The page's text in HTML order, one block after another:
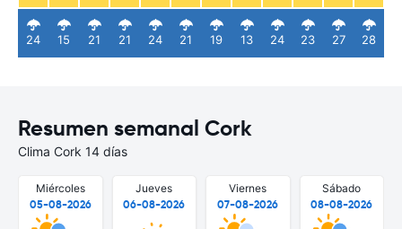
24 15 21 21 24 21 19 13 24 23 27 28
Resumen semanal Cork
Clima Cork 14 días
Miércoles
05-08-2026
Jueves
06-08-2026
Viernes
07-08-2026
Sábado
08-08-2026